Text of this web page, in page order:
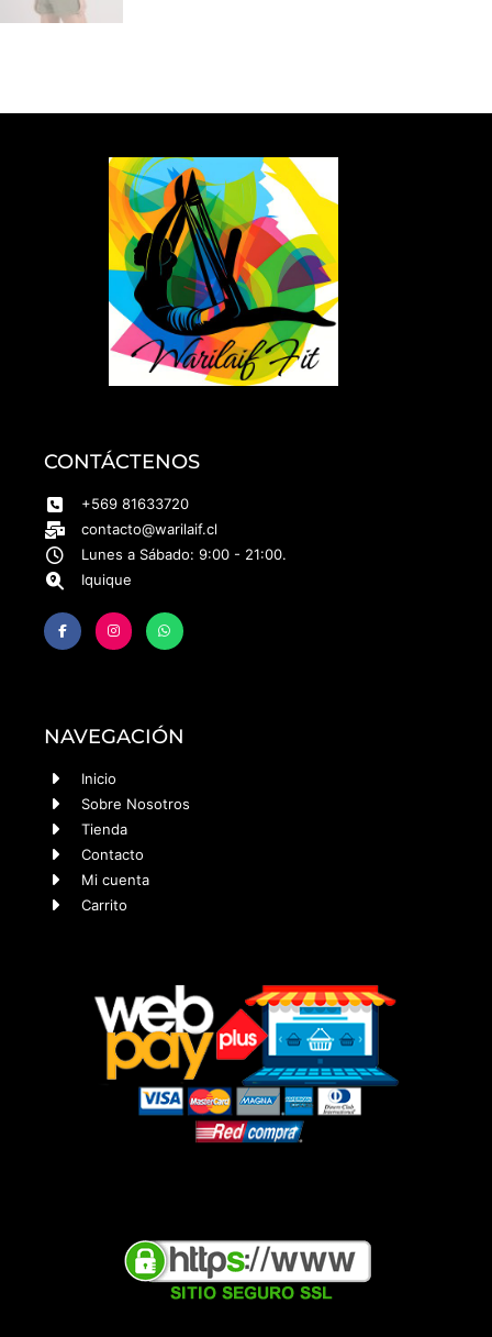
CONTÁCTENOS
+569 81633720
contacto@warilaif.cl
Lunes a Sábado: 9:00 - 21:00.
Iquique
NAVEGACIÓN
Inicio
Sobre Nosotros
Tienda
Contacto
Mi cuenta
Carrito